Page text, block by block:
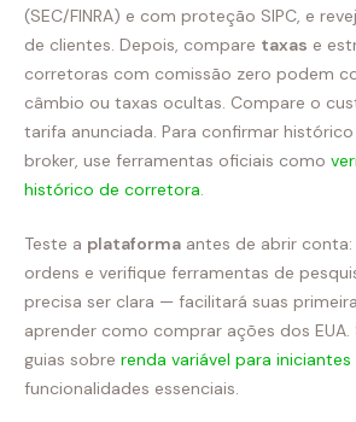
(SEC/FINRA) e com proteção SIPC, e
de clientes. Depois, compare taxas e
corretoras com comissão zero podem
câmbio ou taxas ocultas. Compare o
tarifa anunciada. Para confirmar
broker, use ferramentas oficiais como
histórico de corretora.
Teste a plataforma antes de abrir
ordens e verifique ferramentas de
precisa ser clara — facilitará suas
aprender como comprar ações dos EUA.
guias sobre renda variável para iniciantes
funcionalidades essenciais.